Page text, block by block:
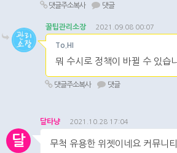
댓글주소복사 댓글
꿀팁관리소장 2021.09.08 00:07
To.HI
뭐 수시로 정책이 바뀔 수 있습
댓글주소복사 댓글
달
달타냥 2021.10.28 17:04
무척 유용한 위젯이네요 커뮤니